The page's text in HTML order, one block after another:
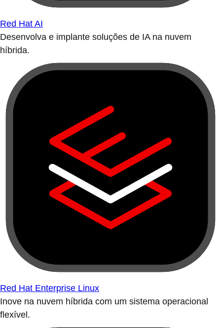
Red Hat AI
Desenvolva e implante soluções de IA na nuvem
híbrida.
Red Hat Enterprise Linux
Inove na nuvem híbrida com um sistema operacional
flexível.